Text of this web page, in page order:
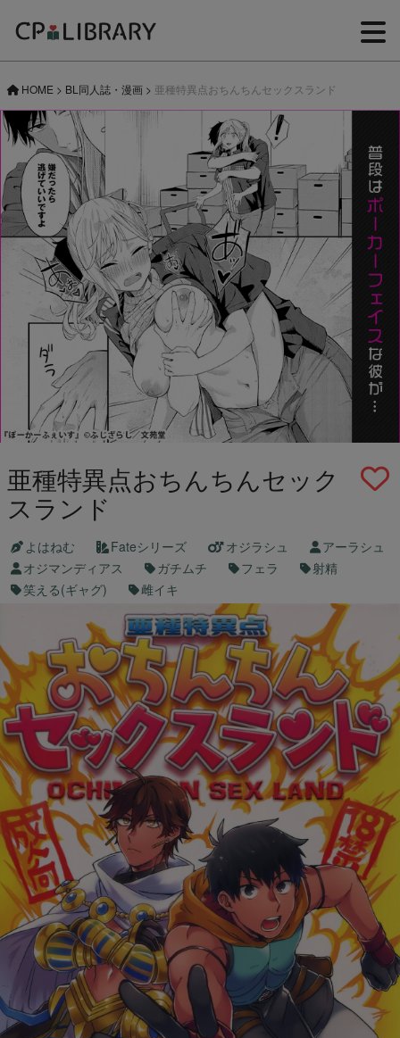
HOME > BL同人誌・漫画 > 亜種特異点おちんちんセックスランド
亜種特異点おちんちんセック
スランド
よはねむ Fateシリーズ オジラシュ
アーラシュ
オジマンディアス
ガチムチ フェラ
射精
笑える(ギャグ)
雌イキ